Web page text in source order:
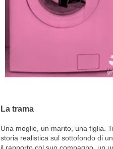
La trama
Una moglie, un marito, una figlia.
storia realistica sul sottofondo di